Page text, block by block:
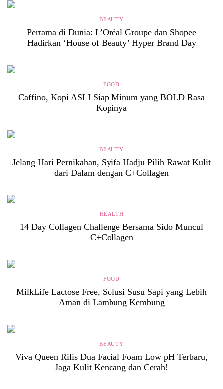
BEAUTY
Pertama di Dunia: L’Oréal Groupe dan Shopee
Hadirkan ‘House of Beauty’ Hyper Brand Day
FOOD
Caffino, Kopi ASLI Siap Minum yang BOLD Rasa
Kopinya
BEAUTY
Jelang Hari Pernikahan, Syifa Hadju Pilih Rawat Kulit
dari Dalam dengan C+Collagen
HEALTH
14 Day Collagen Challenge Bersama Sido Muncul
C+Collagen
FOOD
MilkLife Lactose Free, Solusi Susu Sapi yang Lebih
Aman di Lambung Kembung
BEAUTY
Viva Queen Rilis Dua Facial Foam Low pH Terbaru,
Jaga Kulit Kencang dan Cerah!